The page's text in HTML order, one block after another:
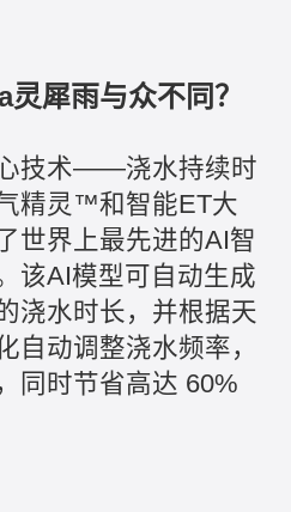
犀雨与众不同？
技术——浇水持续时
精灵™和智能ET大
界上最先进的AI智
该AI模型可自动生成
浇水时长，并根据天
自动调整浇水频率，
同时节省高达 60%